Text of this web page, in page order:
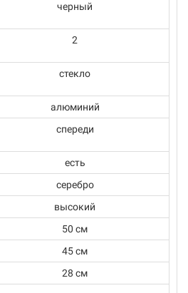
черный
2
стекло
алюминий
спереди
есть
серебро
высокий
50 см
45 см
28 см